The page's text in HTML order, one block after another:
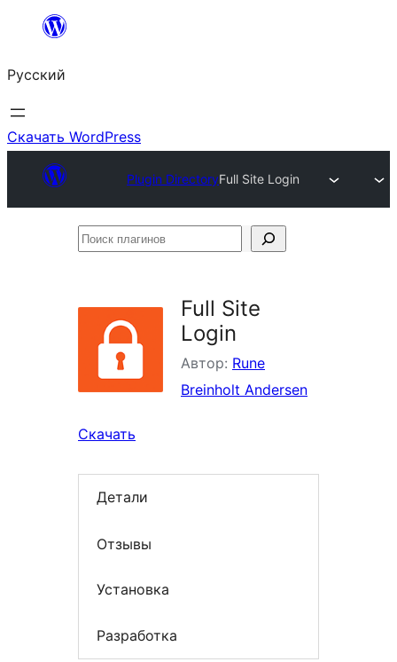
Перейти
содержимому
Русский
Скачать WordPress
Plugin DirectoryFull Site Login
Поиск
Full Site
Login
Автор: Rune
Breinholt Andersen
Скачать
Детали
Отзывы
Установка
Разработка